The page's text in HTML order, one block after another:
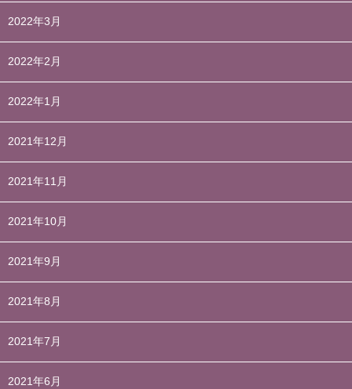
2022年3月
2022年2月
2022年1月
2021年12月
2021年11月
2021年10月
2021年9月
2021年8月
2021年7月
2021年6月